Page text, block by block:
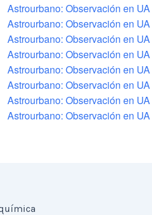
Astrourbano: Observación en UA
Astrourbano: Observación en UA
Astrourbano: Observación en UA
Astrourbano: Observación en UA
Astrourbano: Observación en UA
Astrourbano: Observación en UA
Astrourbano: Observación en UA
Astrourbano: Observación en UA